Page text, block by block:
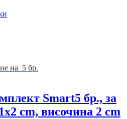
на 5 бр.
Smart5 бр., за
cm, височина 2 cm